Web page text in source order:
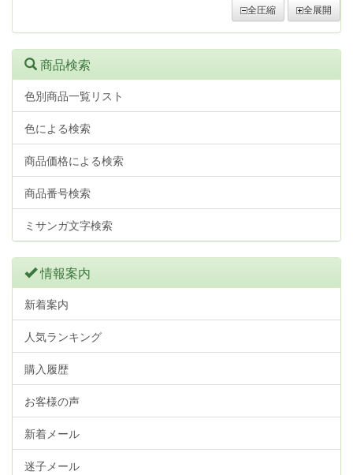
全圧縮 全展開
商品検索
色別商品一覧リスト
色による検索
商品価格による検索
商品番号検索
ミサンガ文字検索
情報案内
新着案内
人気ランキング
購入履歴
お客様の声
新着メール
迷子メール